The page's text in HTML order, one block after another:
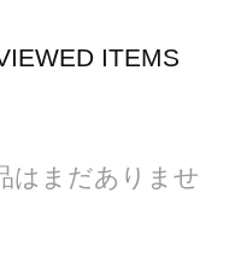
ITEMS
はまだありませ